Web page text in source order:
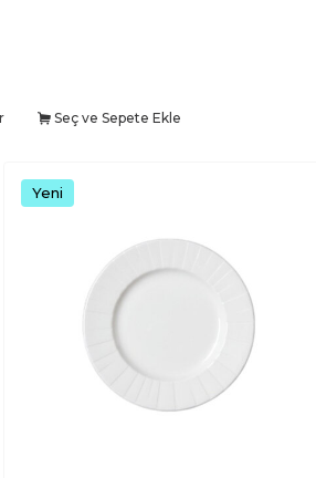
Seç ve Sepete Ekle
Yeni